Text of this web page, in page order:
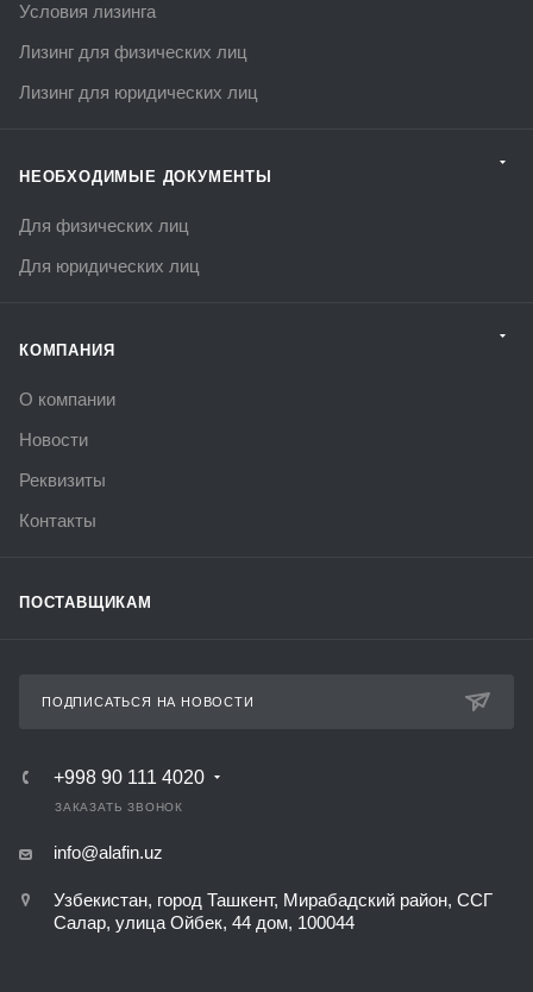
Условия лизинга
Лизинг для физических лиц
Лизинг для юридических лиц
НЕОБХОДИМЫЕ ДОКУМЕНТЫ
Для физических лиц
Для юридических лиц
КОМПАНИЯ
О компании
Новости
Реквизиты
Контакты
ПОСТАВЩИКАМ
ПОДПИСАТЬСЯ НА НОВОСТИ
+998 90 111 4020
ЗАКАЗАТЬ ЗВОНОК
info@alafin.uz
Узбекистан, город Ташкент, Мирабадский район, ССГ
Салар, улица Ойбек, 44 дом, 100044